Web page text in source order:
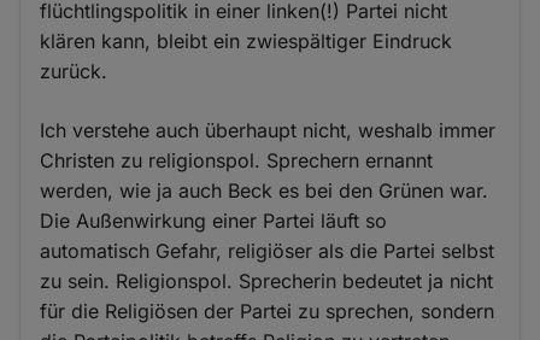
flüchtlingspolitik in einer linken(!) Partei nicht
klären kann, bleibt ein zwiespältiger Eindruck
zurück.
Ich verstehe auch überhaupt nicht, weshalb immer
Christen zu religionspol. Sprechern ernannt
werden, wie ja auch Beck es bei den Grünen war.
Die Außenwirkung einer Partei läuft so
automatisch Gefahr, religiöser als die Partei selbst
zu sein. Religionspol. Sprecherin bedeutet ja nicht
für die Religiösen der Partei zu sprechen, sondern